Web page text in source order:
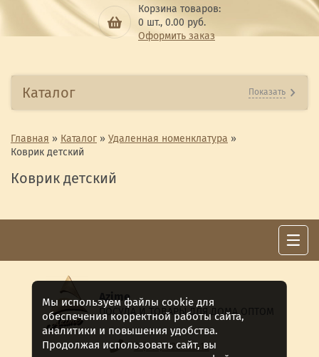
Корзина товаров:
0 шт., 0.00 руб.
Оформить заказ
Каталог Показать
Главная » Каталог » Удаленная номенклатура »
Коврик детский
Коврик детский
Azime
ПОСУДА И ТОВАРЫ ДЛЯ ДОМА ОПТОМ
8 (911) 922 -15-12
Мы используем файлы cookie для
обеспечения корректной работы сайта,
аналитики и повышения удобства.
Продолжая использовать сайт, вы